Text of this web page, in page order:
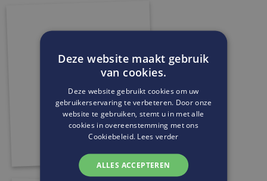
Deze website maakt gebruik
van cookies.
Deze website gebruikt cookies om uw
gebruikerservaring te verbeteren. Door onze
website te gebruiken, stemt u in met alle
cookies in overeenstemming met ons
Cookiebeleid. Lees verder
ALLES ACCEPTEREN